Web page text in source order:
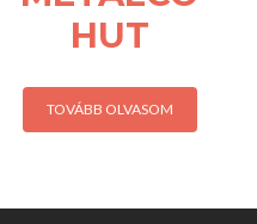
HUT
TOVÁBB OLVASOM